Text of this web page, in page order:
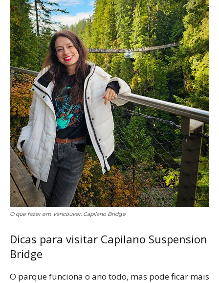
O que fazer em Vancouver: Capilano Bridge
Dicas para visitar Capilano Suspension
Bridge
O parque funciona o ano todo, mas pode ficar mais